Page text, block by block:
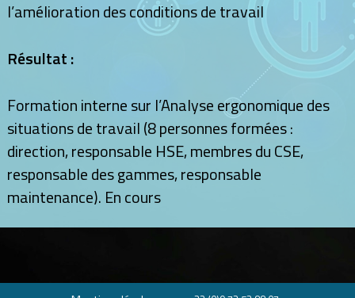
l’amélioration des conditions de travail
Résultat :
Formation interne sur l’Analyse ergonomique des
situations de travail (8 personnes formées :
direction, responsable HSE, membres du CSE,
responsable des gammes, responsable
maintenance). En cours